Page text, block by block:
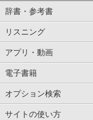
辞書・参考書
リスニング
アプリ・動画
電子書籍
オプション検索
サイトの使い方